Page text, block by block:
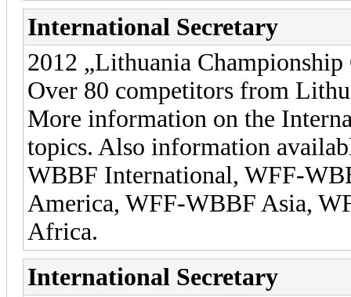
International Secretary
2012 „Lithuania
Over 80 competitors from
More information on the
topics. Also information
WBBF International, WFF-
America, WFF-WBBF Asia,
Africa.
International Secretary